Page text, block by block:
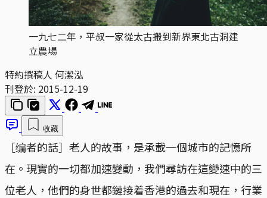
一九七二年，平叔一家從太古搬到新界東北古洞建
立農場
特約撰稿人 何潔泓
刊登於: 2015-12-19
收藏
［编者的話］老人的故事，是承載一個城市的記憶所
在。現實的一切都加速變動，我們尋訪在這變速中的三
位老人，他們的身世都鏈接着香港的過去和現在，行業